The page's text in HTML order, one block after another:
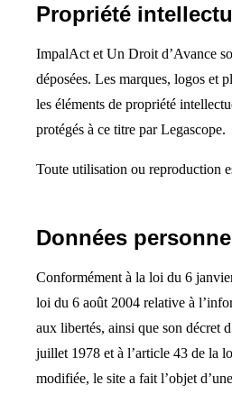
Propriété
ImpalAct et Un Droit d’Avance
déposées. Les marques, logos et
les éléments de propriété
protégés à ce titre par Legascope.
Toute utilisation ou reproduction
Données
Conformément à la loi du 6
loi du 6 août 2004 relative à
aux libertés, ainsi que son décret
juillet 1978 et à l’article 43 de la
modifiée, le site a fait l’objet